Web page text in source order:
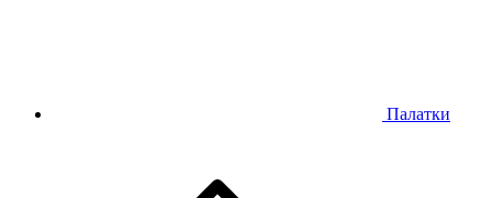
Палатки